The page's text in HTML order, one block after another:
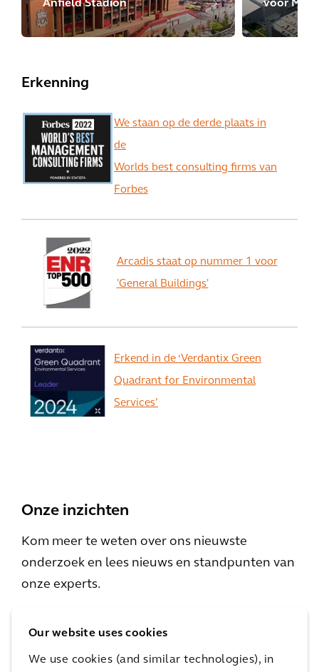
Our website uses cookies
We use cookies (and similar technologies), in
Anfield Stadion
voor
Erkenning
We staan op de derde plaats in
de
Worlds best consulting firms van
Forbes
Arcadis staat op nummer 1 voor
'General Buildings'
Erkend in de ‘Verdantix Green
Quadrant for Environmental
Services’
Onze inzichten
Kom meer te weten over ons nieuwste
onderzoek en lees nieuws en standpunten van
onze experts.